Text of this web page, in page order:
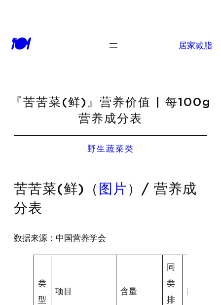
🍽 居家减脂
『苦苦菜(鲜)』营养价值 | 每100g
营养成分表
野生蔬菜类
苦苦菜(鲜)（ 图片 ）/ 营养成
分表
数据来源：中国营养学会
类
型
项目 含量
同
类
排